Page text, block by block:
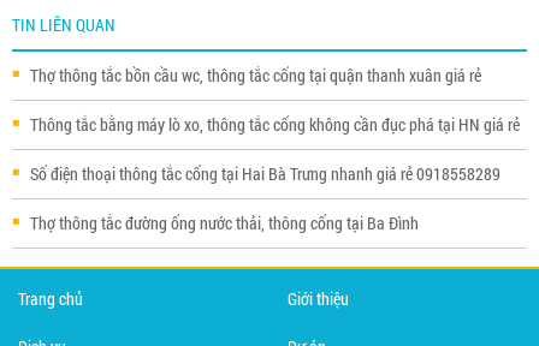
TIN LIÊN QUAN
Thợ thông tắc bồn cầu wc, thông tắc cống tại quận thanh xuân giá rẻ
Thông tắc bằng máy lò xo, thông tắc cống không cần đục phá tại HN giá rẻ
Số điện thoại thông tắc cống tại Hai Bà Trưng nhanh giá rẻ 0918558289
Thợ thông tắc đường ống nước thải, thông cống tại Ba Đình
Trang chủ Giới thiệu